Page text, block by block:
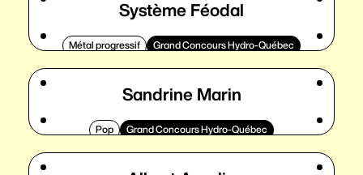
Système Féodal
Métal progressif Grand Concours Hydro-Québec
Sandrine Marin
Pop Grand Concours Hydro-Québec